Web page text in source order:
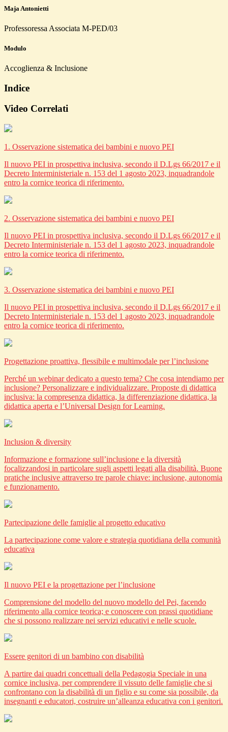
Maja Antonietti
Professoressa Associata M-PED/03
Modulo
Accoglienza & Inclusione
Indice
Video Correlati
1. Osservazione sistematica dei bambini e nuovo PEI
Il nuovo PEI in prospettiva inclusiva, secondo il D.Lgs 66/2017 e il
Decreto Interministeriale n. 153 del 1 agosto 2023, inquadrandole
entro la cornice teorica di riferimento.
2. Osservazione sistematica dei bambini e nuovo PEI
Il nuovo PEI in prospettiva inclusiva, secondo il D.Lgs 66/2017 e il
Decreto Interministeriale n. 153 del 1 agosto 2023, inquadrandole
entro la cornice teorica di riferimento.
3. Osservazione sistematica dei bambini e nuovo PEI
Il nuovo PEI in prospettiva inclusiva, secondo il D.Lgs 66/2017 e il
Decreto Interministeriale n. 153 del 1 agosto 2023, inquadrandole
entro la cornice teorica di riferimento.
Progettazione proattiva, flessibile e multimodale per l’inclusione
Perché un webinar dedicato a questo tema? Che cosa intendiamo per
inclusione? Personalizzare e individualizzare. Proposte di didattica
inclusiva: la compresenza didattica, la differenziazione didattica, la
didattica aperta e l’Universal Design for Learning.
Inclusion & diversity
Informazione e formazione sull’inclusione e la diversità
focalizzandosi in particolare sugli aspetti legati alla disabilità. Buone
pratiche inclusive attraverso tre parole chiave: inclusione, autonomia
e funzionamento.
Partecipazione delle famiglie al progetto educativo
La partecipazione come valore e strategia quotidiana della comunità
educativa
Il nuovo PEI e la progettazione per l’inclusione
Comprensione del modello del nuovo modello del Pei, facendo
riferimento alla cornice teorica; e conoscere con prassi quotidiane
che si possono realizzare nei servizi educativi e nelle scuole.
Essere genitori di un bambino con disabilità
A partire dai quadri concettuali della Pedagogia Speciale in una
cornice inclusiva, per comprendere il vissuto delle famiglie che si
confrontano con la disabilità di un figlio e su come sia possibile, da
insegnanti e educatori, costruire un’alleanza educativa con i genitori.